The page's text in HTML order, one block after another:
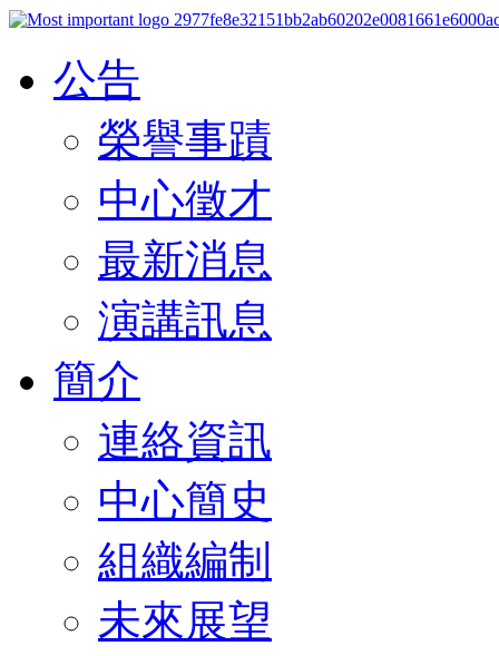
公告
榮譽事蹟
中心徵才
最新消息
演講訊息
簡介
連絡資訊
中心簡史
組織編制
未來展望